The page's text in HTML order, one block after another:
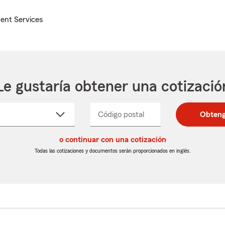
Services
gustaría obtener una
Código postal
postal
de
postal
de
_____
o continuar con una cotización
Todas las cotizaciones y documentos serán proporcionados en inglés.